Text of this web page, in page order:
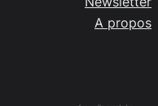
A propos